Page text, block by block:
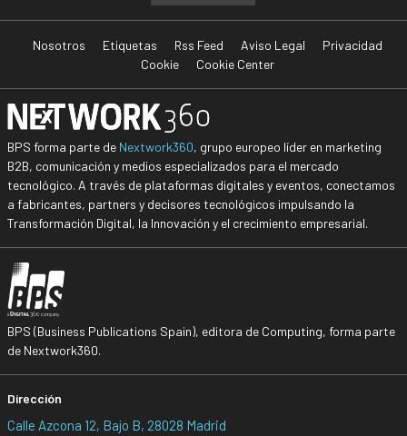
Nosotros Etiquetas Rss Feed Aviso Legal
Privacidad
Cookie
Cookie Center
BPS forma parte de Nextwork360, grupo europeo líder en marketing
B2B, comunicación y medios especializados para el mercado
tecnológico. A través de plataformas digitales y eventos, conectamos
a fabricantes, partners y decisores tecnológicos impulsando la
Transformación Digital, la Innovación y el crecimiento empresarial.
BPS (Business Publications Spain), editora de Computing, forma parte
de Nextwork360.
Dirección
Calle Azcona 12, Bajo B, 28028 Madrid